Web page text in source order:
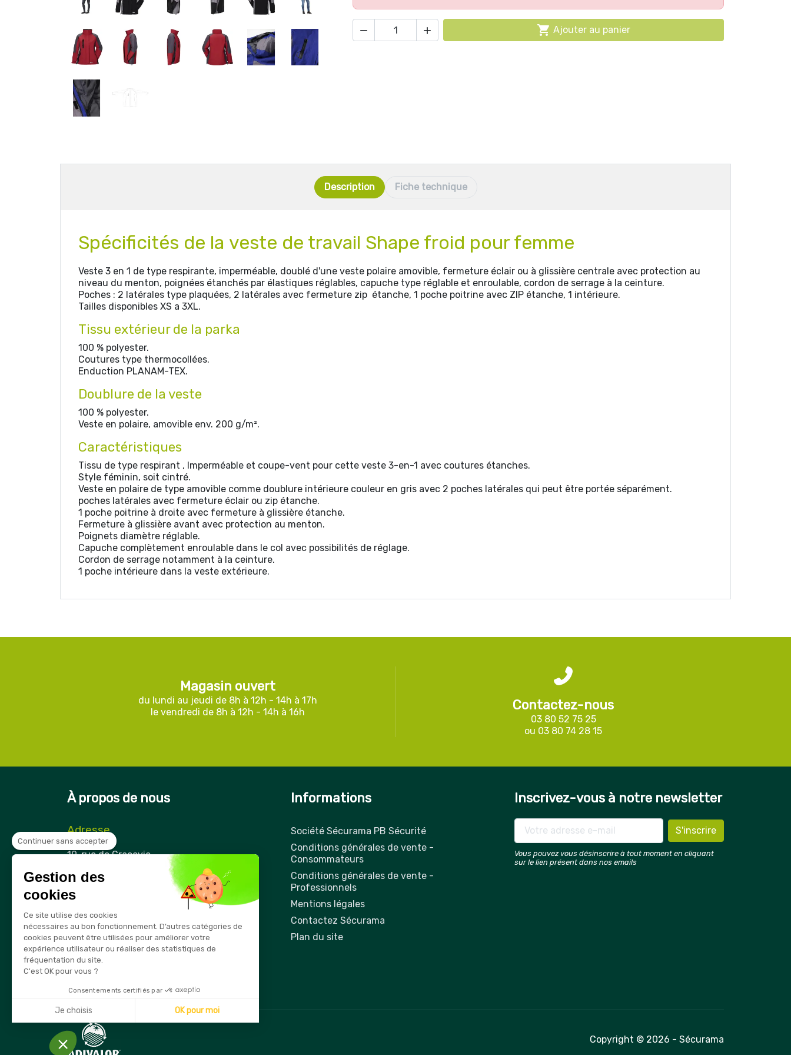
   Ajouter au panier
Description Fiche technique
Spécificités de la veste de travail Shape froid pour femme
Veste 3 en 1 de type respirante, imperméable, doublé d'une veste polaire amovible, fermeture éclair ou à glissière centrale avec protection au
niveau du menton, poignées étanchés par élastiques réglables, capuche type réglable et enroulable, cordon de serrage à la ceinture.
Poches : 2 latérales type plaquées, 2 latérales avec fermeture zip étanche, 1 poche poitrine avec ZIP étanche, 1 intérieure.
Tailles disponibles XS a 3XL.
Tissu extérieur de la parka
100 % polyester.
Coutures type thermocollées.
Enduction PLANAM-TEX.
Doublure de la veste
100 % polyester.
Veste en polaire, amovible env. 200 g/m².
Caractéristiques
Tissu de type respirant , Imperméable et coupe-vent pour cette veste 3-en-1 avec coutures étanches.
Style féminin, soit cintré.
Veste en polaire de type amovible comme doublure intérieure couleur en gris avec 2 poches latérales qui peut être portée séparément.
poches latérales avec fermeture éclair ou zip étanche.
1 poche poitrine à droite avec fermeture à glissière étanche.
Fermeture à glissière avant avec protection au menton.
Poignets diamètre réglable.
Capuche complètement enroulable dans le col avec possibilités de réglage.
Cordon de serrage notamment à la ceinture.
1 poche intérieure dans la veste extérieure.
Magasin ouvert
du lundi au jeudi de 8h à 12h - 14h à 17h
le vendredi de 8h à 12h - 14h à 16h
Contactez-nous
03 80 52 75 25
ou 03 80 74 28 15
À propos de nous
Adresse
Securama
19, rue de Cracovie
21850 Saint-Apollinaire
France
Téléphone
03 80 74 28 15
E-mail
info@securama.fr
Informations
Société Sécurama PB Sécurité
Conditions générales de vente -
Consommateurs
Conditions générales de vente -
Professionnels
Mentions légales
Contactez Sécurama
Plan du site
Inscrivez-vous à notre newsletter
Vous pouvez vous désinscrire à tout moment en cliquant
sur le lien présent dans nos emails
Copyright © 2026 - Sécurama
Continuer sans accepter
Gestion des
cookies
Ce site utilise des cookies
nécessaires au bon fonctionnement. D’autres catégories de
cookies peuvent être utilisées pour améliorer votre
expérience utilisateur ou réaliser des statistiques de
fréquentation du site.
C'est OK pour vous ?
Consentements certifiés par
Je choisis OK pour moi
Axeptio consent
Plateforme de Gestion du Consentement : Personnalisez vos Options